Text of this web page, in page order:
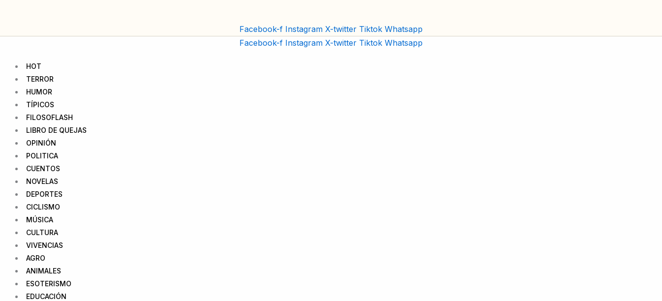
Facebook-f Instagram X-twitter Tiktok Whatsapp
Facebook-f Instagram X-twitter Tiktok Whatsapp
HOT
TERROR
HUMOR
TÍPICOS
FILOSOFLASH
LIBRO DE QUEJAS
OPINIÓN
POLITICA
CUENTOS
NOVELAS
DEPORTES
CICLISMO
MÚSICA
CULTURA
VIVENCIAS
AGRO
ANIMALES
ESOTERISMO
EDUCACIÓN